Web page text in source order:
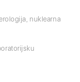
nuklearna